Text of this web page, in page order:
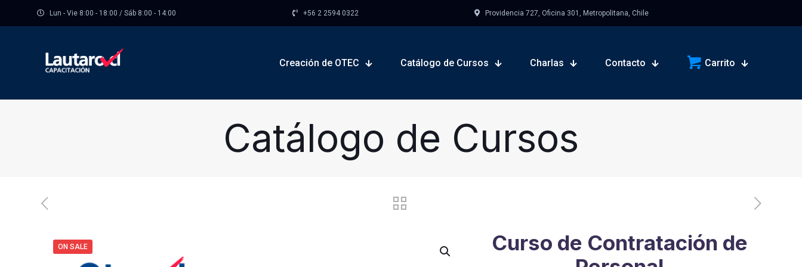
Lun - Vie 8:00 - 18:00 / Sáb 8:00 - 14:00 +56 2 2594 0322 Providencia 727, Oficina 301, Metropolitana, Chile
Creación de OTEC Catálogo de Cursos Charlas Contacto Carrito
Catálogo de Cursos
ON SALE
Curso de Contratación de